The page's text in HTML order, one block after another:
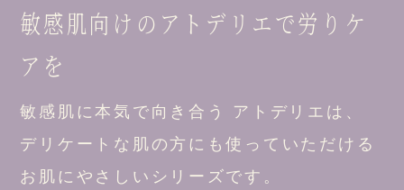
敏感肌向けのアトデリエで労りケ
アを
敏感肌に本気で向き合う アトデリエは、
デリケートな肌の方にも使っていただける
お肌にやさしいシリーズです。